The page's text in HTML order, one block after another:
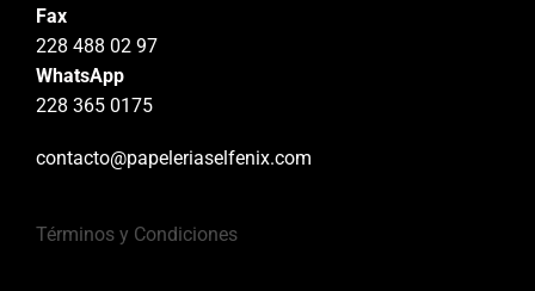
Fax
228 488 02 97
WhatsApp
228 365 0175
contacto@papeleriaselfenix.com
Términos y Condiciones